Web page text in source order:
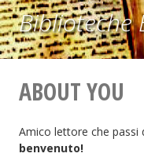
Biblioteche
ABOUT YOU
Amico lettore che passi
benvenuto!